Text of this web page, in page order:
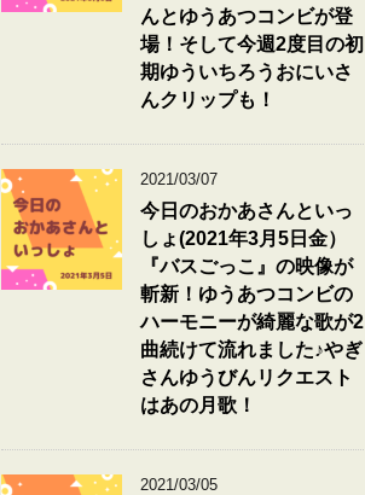
んとゆうあつコンビが登
場！そして今週2度目の初
期ゆういちろうおにいさ
んクリップも！
2021/03/07
今日のおかあさんといっ
しょ(2021年3月5日金）
『バスごっこ』の映像が
斬新！ゆうあつコンビの
ハーモニーが綺麗な歌が2
曲続けて流れました♪やぎ
さんゆうびんリクエスト
はあの月歌！
2021/03/05